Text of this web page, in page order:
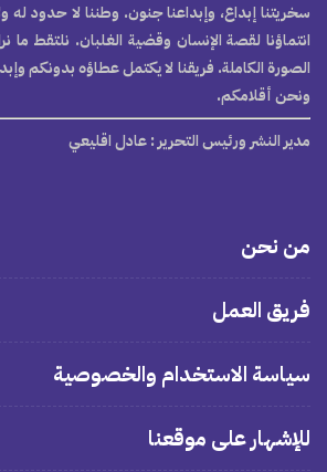
سخريتنا إبداع، وإبداعنا جنون. وطننا لا حدود
انتماؤنا لقصة الإنسان وقضية الغلبان. نلتقط ما
الصورة الكاملة. فريقنا لا يكتمل عطاؤه بدونكم
ونحن أقلامكم.
مدير النشر ورئيس التحرير: عادل اقليعي
من نحن
فريق العمل
سياسة الاستخدام والخصوصية
للإشهار على موقعنا